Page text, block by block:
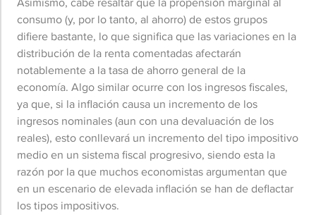
consumo (y, por lo tanto, al ahorro) de estos grupos
difiere bastante, lo que significa que las variaciones en la
distribución de la renta comentadas afectarán
notablemente a la tasa de ahorro general de la
economía. Algo similar ocurre con los ingresos fiscales,
ya que, si la inflación causa un incremento de los
ingresos nominales (aun con una devaluación de los
reales), esto conllevará un incremento del tipo impositivo
medio en un sistema fiscal progresivo, siendo esta la
razón por la que muchos economistas argumentan que
en un escenario de elevada inflación se han de deflactar
los tipos impositivos.